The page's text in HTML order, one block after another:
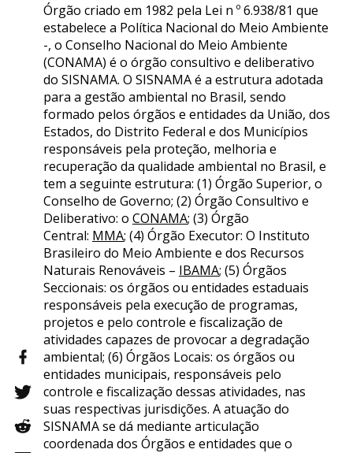
Órgão criado em 1982 pela Lei n º 6.938/81 que
estabelece a Política Nacional do Meio Ambiente
-, o Conselho Nacional do Meio Ambiente
(CONAMA) é o órgão consultivo e deliberativo
do SISNAMA. O SISNAMA é a estrutura adotada
para a gestão ambiental no Brasil, sendo
formado pelos órgãos e entidades da União, dos
Estados, do Distrito Federal e dos Municípios
responsáveis pela proteção, melhoria e
recuperação da qualidade ambiental no Brasil, e
tem a seguinte estrutura: (1) Órgão Superior, o
Conselho de Governo; (2) Órgão Consultivo e
Deliberativo: o CONAMA; (3) Órgão
Central: MMA; (4) Órgão Executor: O Instituto
Brasileiro do Meio Ambiente e dos Recursos
Naturais Renováveis – IBAMA; (5) Órgãos
Seccionais: os órgãos ou entidades estaduais
responsáveis pela execução de programas,
projetos e pelo controle e fiscalização de
atividades capazes de provocar a degradação
ambiental; (6) Órgãos Locais: os órgãos ou
entidades municipais, responsáveis pelo
controle e fiscalização dessas atividades, nas
suas respectivas jurisdições. A atuação do
SISNAMA se dá mediante articulação
coordenada dos Órgãos e entidades que o